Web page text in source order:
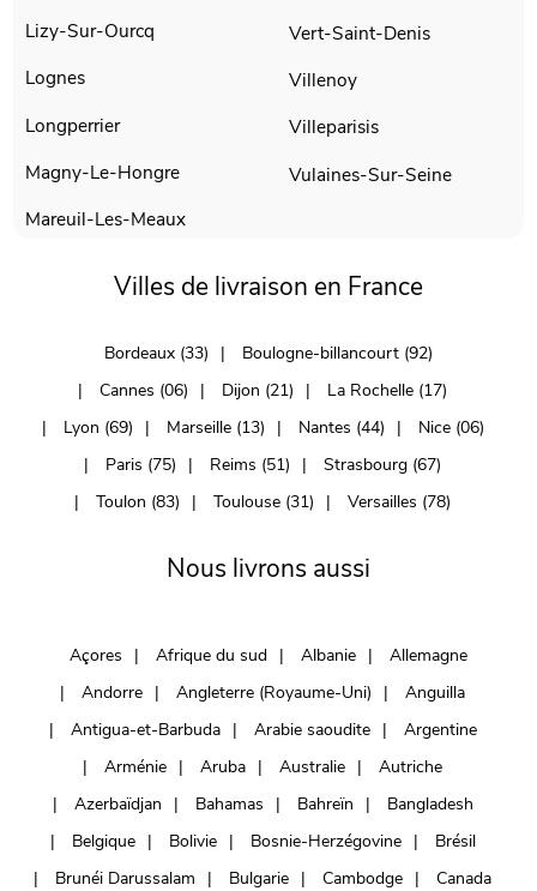
Lizy-Sur-Ourcq
Lognes
Longperrier
Magny-Le-Hongre
Mareuil-Les-Meaux
Vert-Saint-Denis
Villenoy
Villeparisis
Vulaines-Sur-Seine
Villes de livraison en France
Bordeaux (33)
Boulogne-billancourt (92)
Cannes (06)
Dijon (21)
La Rochelle (17)
Lyon (69)
Marseille (13) Nantes (44)
Nice (06)
Paris (75)
Reims (51)
Strasbourg (67)
Toulon (83)
Toulouse (31) Versailles (78)
Nous livrons aussi
Açores Afrique du sud Albanie
Allemagne
Andorre
Angleterre (Royaume-Uni)
Anguilla
Antigua-et-Barbuda
Arabie saoudite
Argentine
Arménie
Aruba Australie
Autriche
Azerbaïdjan
Bahamas Bahreïn
Bangladesh
Belgique
Bolivie Bosnie-Herzégovine
Brésil
Brunéi Darussalam
Bulgarie Cambodge
Canada